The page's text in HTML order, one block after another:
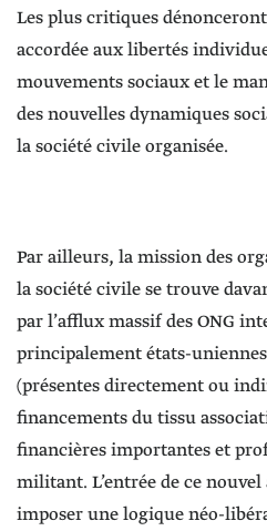
Les plus critiques
accordée aux libertés
mouvements sociaux et le
des nouvelles dynamiques
la société civile organisée.
Par ailleurs, la mission des
la société civile se trouve
par l’afflux massif des ONG
principalement états-
(présentes directement ou
financements du tissu
financières importantes et
militant. L’entrée de ce
imposer une logique néo-